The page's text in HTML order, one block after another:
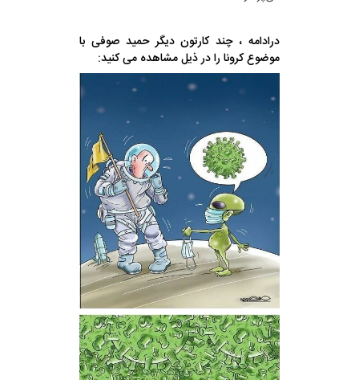
درادامه ، چند کارتون دیگر حمید صوفی با
موضوع کرونا را در ذیل مشاهده می کنید: